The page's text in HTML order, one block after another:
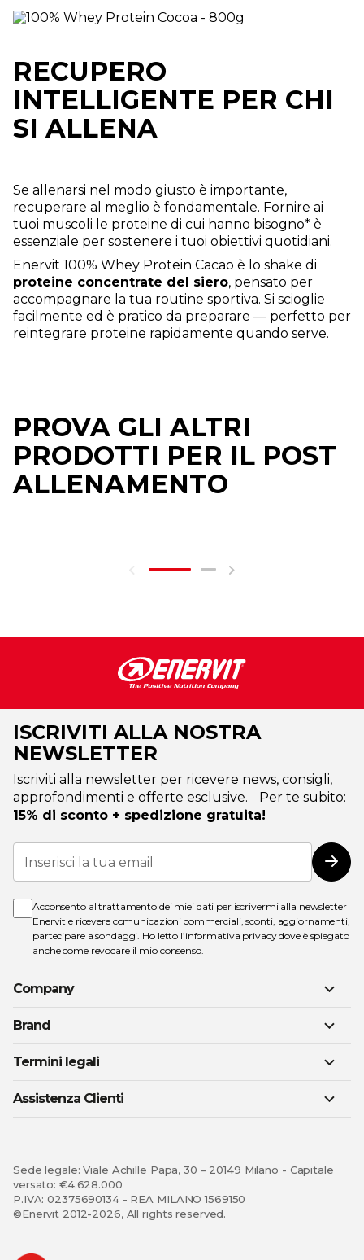
RECUPERO
INTELLIGENTE PER CHI
SI ALLENA
Se allenarsi nel modo giusto è importante,
recuperare al meglio è fondamentale. Fornire ai
tuoi muscoli le proteine di cui hanno bisogno* è
essenziale per sostenere i tuoi obiettivi quotidiani.
Enervit 100% Whey Protein Cacao è lo shake di
proteine concentrate del siero, pensato per
accompagnare la tua routine sportiva. Si scioglie
facilmente ed è pratico da preparare — perfetto per
reintegrare proteine rapidamente quando serve.
PROVA GLI ALTRI
PRODOTTI PER IL POST
ALLENAMENTO
ISCRIVITI ALLA NOSTRA
NEWSLETTER
Iscriviti alla newsletter per ricevere news, consigli,
approfondimenti e offerte esclusive. Per te subito:
15% di sconto + spedizione gratuita!
Iscriviti
alla
nostra
Acconsento al trattamento dei miei dati per iscrivermi alla newsletter
Enervit e ricevere comunicazioni commerciali, sconti, aggiornamenti,
partecipare a sondaggi. Ho letto l’informativa privacydove è spiegato
anche come revocare il mio consenso.
Company
Brand
Termini legali
Assistenza Clienti
Sede legale: Viale Achille Papa, 30 – 20149 Milano - Capitale
versato: €4.628.000
P.IVA: 02375690134 - REA MILANO 1569150
©Enervit 2012-2026, All rights reserved.